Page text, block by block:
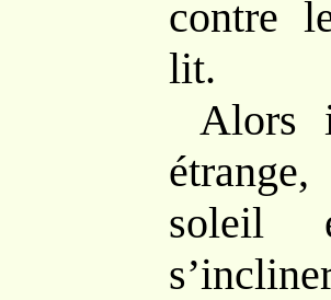
contre
lit.
Alors
soleil